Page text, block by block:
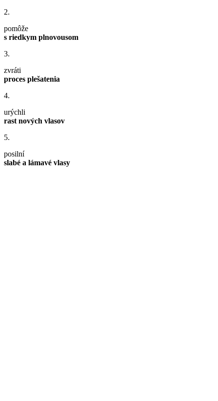
2.
pomôže
s riedkym plnovousom
3.
zvráti
proces plešatenia
4.
urýchli
rast nových vlasov
5.
posilní
slabé a lámavé vlasy